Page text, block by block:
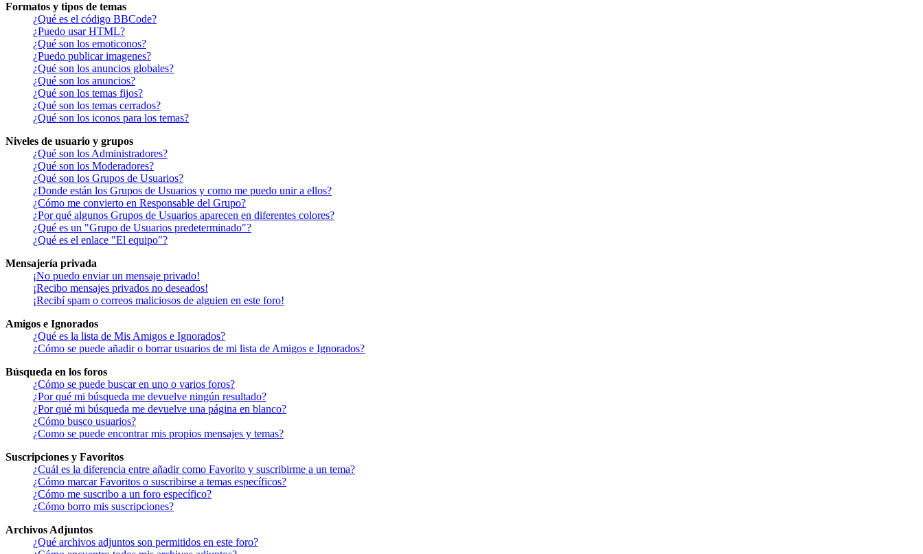
Formatos y tipos de temas
¿Qué es el código BBCode?
¿Puedo usar HTML?
¿Qué son los emoticonos?
¿Puedo publicar imagenes?
¿Qué son los anuncios globales?
¿Qué son los anuncios?
¿Qué son los temas fijos?
¿Qué son los temas cerrados?
¿Qué son los iconos para los temas?
Niveles de usuario y grupos
¿Qué son los Administradores?
¿Qué son los Moderadores?
¿Qué son los Grupos de Usuarios?
¿Donde están los Grupos de Usuarios y como me puedo unir a ellos?
¿Cómo me convierto en Responsable del Grupo?
¿Por qué algunos Grupos de Usuarios aparecen en diferentes colores?
¿Qué es un "Grupo de Usuarios predeterminado"?
¿Qué es el enlace "El equipo"?
Mensajería privada
¡No puedo enviar un mensaje privado!
¡Recibo mensajes privados no deseados!
¡Recibí spam o correos maliciosos de alguien en este foro!
Amigos e Ignorados
¿Qué es la lista de Mis Amigos e Ignorados?
¿Cómo se puede añadir o borrar usuarios de mi lista de Amigos e Ignorados?
Búsqueda en los foros
¿Cómo se puede buscar en uno o varios foros?
¿Por qué mi búsqueda me devuelve ningún resultado?
¿Por qué mi búsqueda me devuelve una página en blanco?
¿Cómo busco usuarios?
¿Como se puede encontrar mis propios mensajes y temas?
Suscripciones y Favoritos
¿Cuál es la diferencia entre añadir como Favorito y suscribirme a un tema?
¿Cómo marcar Favoritos o suscribirse a temas específicos?
¿Cómo me suscribo a un foro específico?
¿Cómo borro mis suscripciones?
Archivos Adjuntos
¿Qué archivos adjuntos son permitidos en este foro?